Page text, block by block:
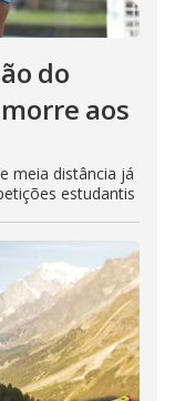
do
aos
meia distância já
estudantis